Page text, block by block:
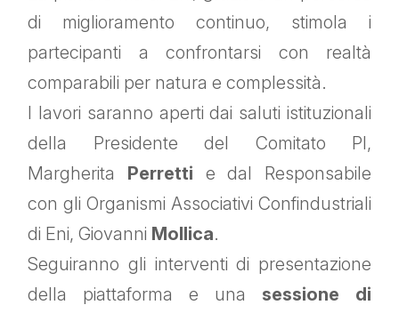
di miglioramento continuo, stimola i
partecipanti a confrontarsi con realtà
comparabili per natura e complessità.
I lavori saranno aperti dai saluti istituzionali
della Presidente del Comitato PI,
Margherita Perretti e dal Responsabile
con gli Organismi Associativi Confindustriali
di Eni, Giovanni Mollica.
Seguiranno gli interventi di presentazione
della piattaforma e una sessione di